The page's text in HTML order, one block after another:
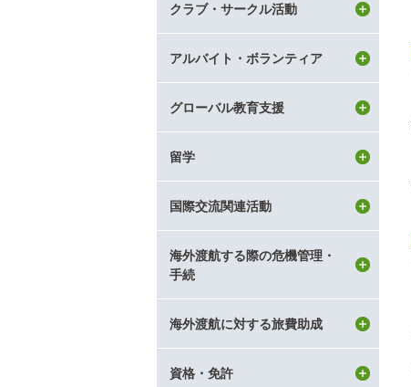
クラブ・サークル活動
アルバイト・ボランティア
グローバル教育支援
留学
国際交流関連活動
海外渡航する際の危機管理・
手続
海外渡航に対する旅費助成
資格・免許